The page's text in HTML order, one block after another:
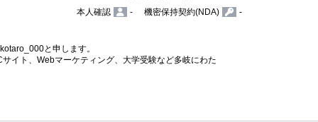
本人確認
- 機密保持契約(NDA) -
と申します。
イト、Webマーケティング、大学受験など多岐にわた